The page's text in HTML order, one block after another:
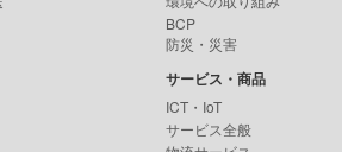
BCP
防災・災害
サービス・商品
ICT・IoT
サービス全般